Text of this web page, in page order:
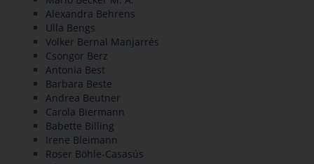
Alexandra Behrens
Ulla Bengs
Volker Bernal Manjarrés
Csongor Berz
Antonia Best
Barbara Beste
Andrea Beutner
Carola Biermann
Babette Billing
Irene Bleimann
Roser Böhle-Casasús